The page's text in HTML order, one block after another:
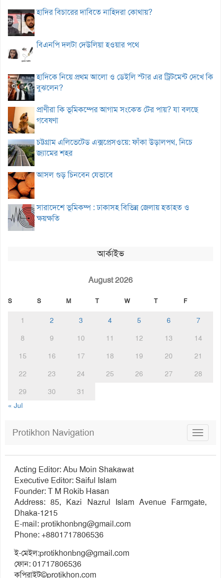
হাদির বিচারের দাবিতে নাহিদরা কোথায়?
বিএনপি দলটা দেউলিয়া হওয়ার পথে
হাদিকে নিয়ে প্রথম আলো ও ডেইলি স্টার এর ট্রিটমেন্ট দেখে কি
বুঝলেন?
প্রাণীরা কি ভূমিকম্পের আগাম সংকেত টের পায়? যা বলছে
গবেষণা
চট্টগ্রাম এলিভেটেড এক্সপ্রেসওয়ে: ফাঁকা উড়ালপথ, নিচে
জ্যামের শহর
আসল গুড় চিনবেন যেভাবে
সারাদেশে ভূমিকম্প : ঢাকাসহ বিভিন্ন জেলায় হতাহত ও
ক্ষয়ক্ষতি
আর্কাইভ
August 2026
S S M T W T F
1 2 3 4 5 6
7
8
9 10 11 12 13
14
15
16 17 18 19 20
21
22
23 24 25 26 27
28
29
30
31
« Jul
Toggle
Protikhon Navigation
Acting Editor: Abu Moin Shakawat
Executive Editor: Saiful Islam
Founder: T M Rokib Hasan
Address: 85, Kazi Nazrul Islam Avenue Farmgate,
Dhaka-1215
E-mail:protikhonbng@gmail.com
Phone: +8801717806536
ই-মেইল:protikhonbng@gmail.com
ফোন: 01717806536
কপিরাইট©protikhon.com